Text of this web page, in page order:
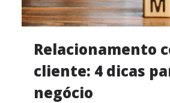
Relacionamento
cliente: 4 dicas
negócio